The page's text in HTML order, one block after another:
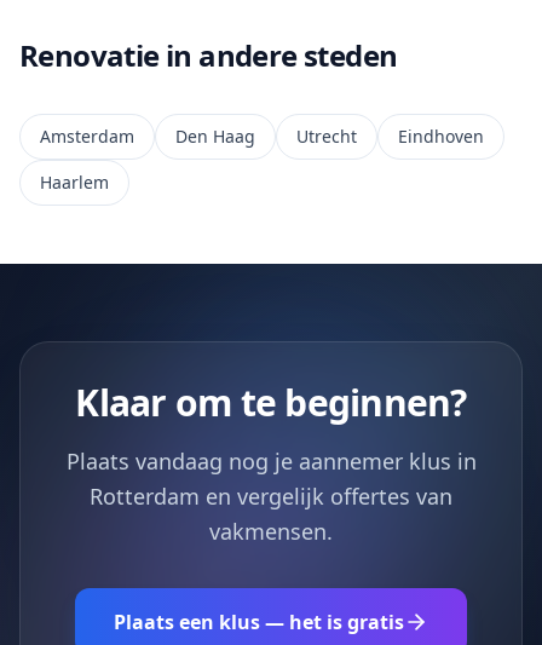
Renovatie in andere steden
Amsterdam Den Haag Utrecht
Eindhoven
Haarlem
Klaar om te beginnen?
Plaats vandaag nog je aannemer klus in
Rotterdam en vergelijk offertes van
vakmensen.
Plaats een klus — het is gratis